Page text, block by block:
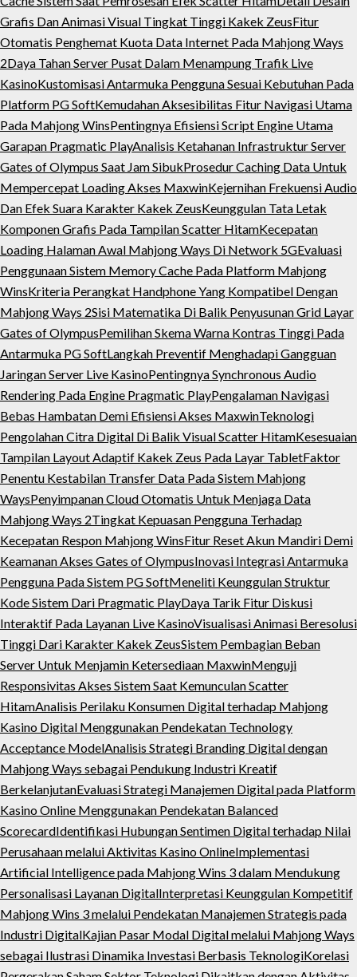
Grafis Dan Animasi Visual Tingkat Tinggi Kakek ZeusFitur
Otomatis Penghemat Kuota Data Internet Pada Mahjong Ways
2Daya Tahan Server Pusat Dalam Menampung Trafik Live
KasinoKustomisasi Antarmuka Pengguna Sesuai Kebutuhan Pada
Platform PG SoftKemudahan Aksesibilitas Fitur Navigasi Utama
Pada Mahjong WinsPentingnya Efisiensi Script Engine Utama
Garapan Pragmatic PlayAnalisis Ketahanan Infrastruktur Server
Gates of Olympus Saat Jam SibukProsedur Caching Data Untuk
Mempercepat Loading Akses MaxwinKejernihan Frekuensi Audio
Dan Efek Suara Karakter Kakek ZeusKeunggulan Tata Letak
Komponen Grafis Pada Tampilan Scatter HitamKecepatan
Loading Halaman Awal Mahjong Ways Di Network 5GEvaluasi
Penggunaan Sistem Memory Cache Pada Platform Mahjong
WinsKriteria Perangkat Handphone Yang Kompatibel Dengan
Mahjong Ways 2Sisi Matematika Di Balik Penyusunan Grid Layar
Gates of OlympusPemilihan Skema Warna Kontras Tinggi Pada
Antarmuka PG SoftLangkah Preventif Menghadapi Gangguan
Jaringan Server Live KasinoPentingnya Synchronous Audio
Rendering Pada Engine Pragmatic PlayPengalaman Navigasi
Bebas Hambatan Demi Efisiensi Akses MaxwinTeknologi
Pengolahan Citra Digital Di Balik Visual Scatter HitamKesesuaian
Tampilan Layout Adaptif Kakek Zeus Pada Layar TabletFaktor
Penentu Kestabilan Transfer Data Pada Sistem Mahjong
WaysPenyimpanan Cloud Otomatis Untuk Menjaga Data
Mahjong Ways 2Tingkat Kepuasan Pengguna Terhadap
Kecepatan Respon Mahjong WinsFitur Reset Akun Mandiri Demi
Keamanan Akses Gates of OlympusInovasi Integrasi Antarmuka
Pengguna Pada Sistem PG SoftMeneliti Keunggulan Struktur
Kode Sistem Dari Pragmatic PlayDaya Tarik Fitur Diskusi
Interaktif Pada Layanan Live KasinoVisualisasi Animasi Beresolusi
Tinggi Dari Karakter Kakek ZeusSistem Pembagian Beban
Server Untuk Menjamin Ketersediaan MaxwinMenguji
Responsivitas Akses Sistem Saat Kemunculan Scatter
HitamAnalisis Perilaku Konsumen Digital terhadap Mahjong
Kasino Digital Menggunakan Pendekatan Technology
Acceptance ModelAnalisis Strategi Branding Digital dengan
Mahjong Ways sebagai Pendukung Industri Kreatif
BerkelanjutanEvaluasi Strategi Manajemen Digital pada Platform
Kasino Online Menggunakan Pendekatan Balanced
ScorecardIdentifikasi Hubungan Sentimen Digital terhadap Nilai
Perusahaan melalui Aktivitas Kasino OnlineImplementasi
Artificial Intelligence pada Mahjong Wins 3 dalam Mendukung
Personalisasi Layanan DigitalInterpretasi Keunggulan Kompetitif
Mahjong Wins 3 melalui Pendekatan Manajemen Strategis pada
Industri DigitalKajian Pasar Modal Digital melalui Mahjong Ways
sebagai Ilustrasi Dinamika Investasi Berbasis TeknologiKorelasi